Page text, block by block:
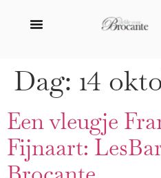
Dag: 14
Een vleugje
Fijnaart: